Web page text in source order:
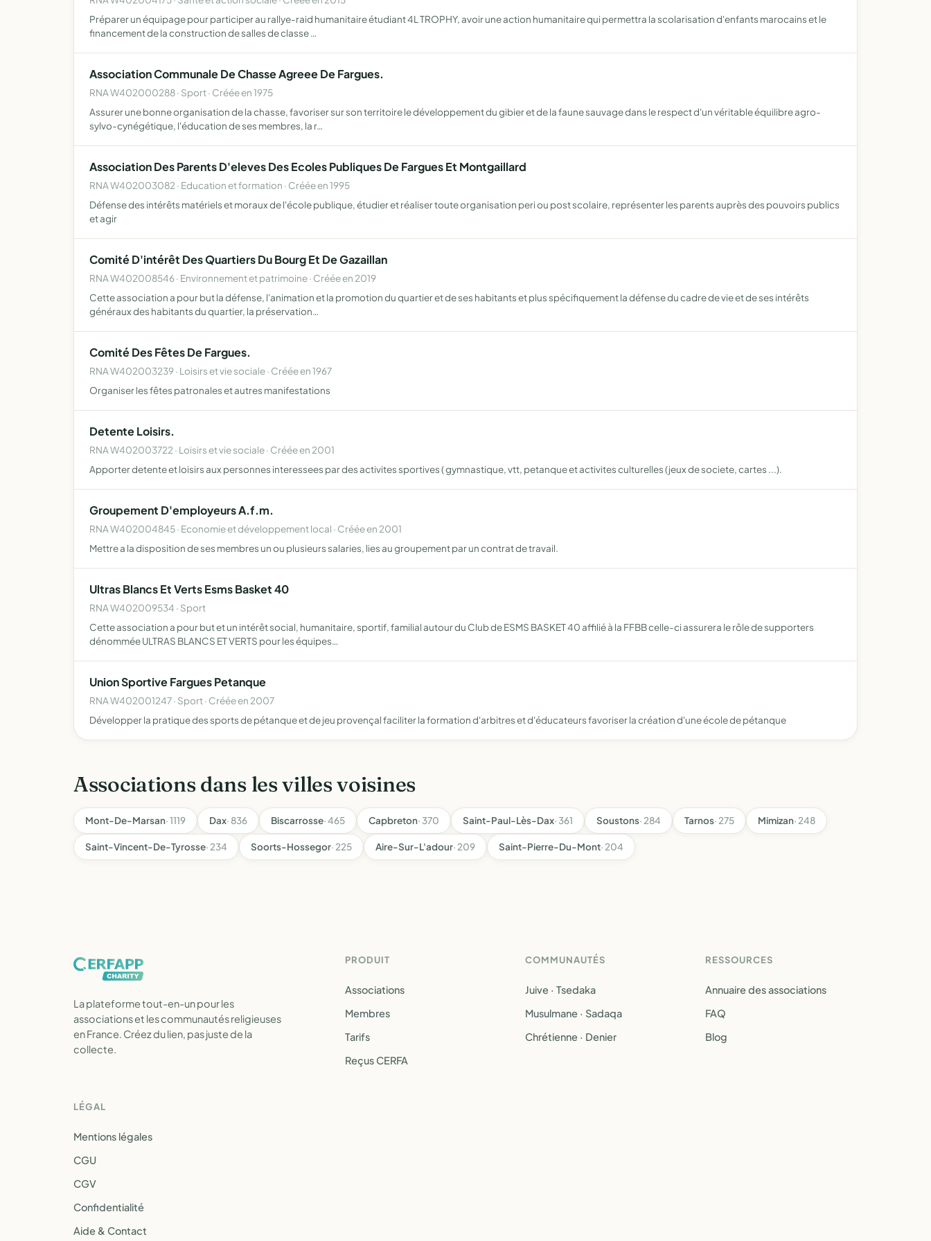
Préparer un équipage pour participer au rallye-raid humanitaire étudiant 4L TROPHY, avoir une action humanitaire qui permettra la scolarisation d'enfants marocains et le
financement de la construction de salles de classe …
Association Communale De Chasse Agreee De Fargues.
RNA W402000288 · Sport · Créée en 1975
Assurer une bonne organisation de la chasse, favoriser sur son territoire le développement du gibier et de la faune sauvage dans le respect d'un véritable équilibre agro-
sylvo-cynégétique, l'éducation de ses membres, la r…
Association Des Parents D'eleves Des Ecoles Publiques De Fargues Et Montgaillard
RNA W402003082 · Education et formation · Créée en 1995
Défense des intérêts matériels et moraux de l'école publique, étudier et réaliser toute organisation peri ou post scolaire, représenter les parents auprès des pouvoirs publics
et agir
Comité D'intérêt Des Quartiers Du Bourg Et De Gazaillan
RNA W402008546 · Environnement et patrimoine · Créée en 2019
Cette association a pour but la défense, l'animation et la promotion du quartier et de ses habitants et plus spécifiquement la défense du cadre de vie et de ses intérêts
généraux des habitants du quartier, la préservation…
Comité Des Fêtes De Fargues.
RNA W402003239 · Loisirs et vie sociale · Créée en 1967
Organiser les fêtes patronales et autres manifestations
Detente Loisirs.
RNA W402003722 · Loisirs et vie sociale · Créée en 2001
Apporter detente et loisirs aux personnes interessees par des activites sportives ( gymnastique, vtt, petanque et activites culturelles (jeux de societe, cartes ...).
Groupement D'employeurs A.f.m.
RNA W402004845 · Economie et développement local · Créée en 2001
Mettre a la disposition de ses membres un ou plusieurs salaries, lies au groupement par un contrat de travail.
Ultras Blancs Et Verts Esms Basket 40
RNA W402009534 · Sport
Cette association a pour but et un intérêt social, humanitaire, sportif, familial autour du Club de ESMS BASKET 40 affilié à la FFBB celle-ci assurera le rôle de supporters
dénommée ULTRAS BLANCS ET VERTS pour les équipes…
Union Sportive Fargues Petanque
RNA W402001247 · Sport · Créée en 2007
Développer la pratique des sports de pétanque et de jeu provençal faciliter la formation d'arbitres et d'éducateurs favoriser la création d'une école de pétanque
Associations dans les villes voisines
Mont-De-Marsan· 1119 Dax· 836 Biscarrosse· 465 Capbreton· 370 Saint-Paul-Lès-Dax· 361 Soustons· 284 Tarnos· 275 Mimizan· 248
Saint-Vincent-De-Tyrosse· 234 Soorts-Hossegor· 225 Aire-Sur-L'adour· 209 Saint-Pierre-Du-Mont· 204
La plateforme tout-en-un pour les
associations et les communautés religieuses
en France. Créez du lien, pas juste de la
collecte.
PRODUIT
Associations
Membres
Tarifs
Reçus CERFA
COMMUNAUTÉS
Juive · Tsedaka
Musulmane · Sadaqa
Chrétienne · Denier
RESSOURCES
Annuaire des associations
FAQ
Blog
LÉGAL
Mentions légales
CGU
CGV
Confidentialité
Aide & Contact